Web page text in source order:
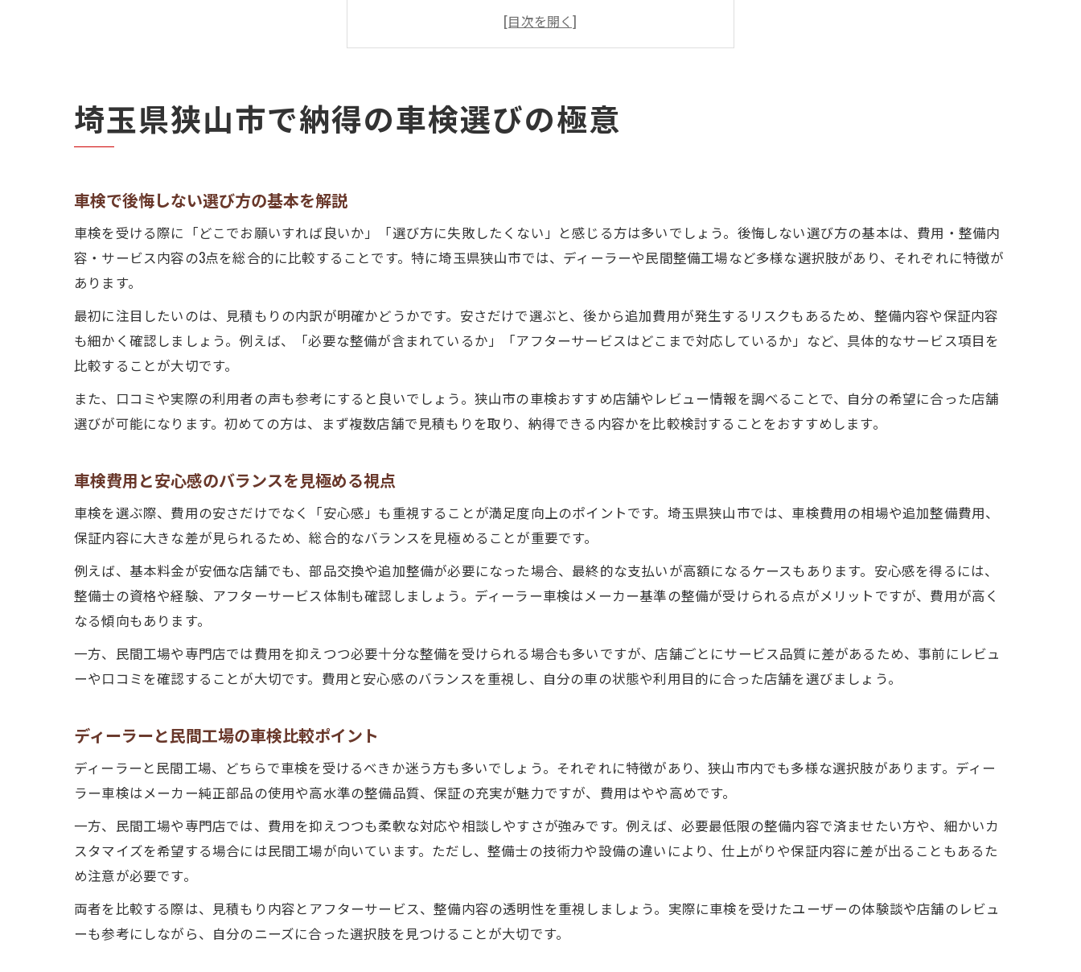
ディーラーと民間工場の車検比較ポイント
車検の事前見積もりで注意すべき点とは
ディーラー車検と民間比較で安心感を見極める
車検の安心感はディーラーか民間かを比較
車検を選ぶ際の信頼性と口コミの活用法
見積もり明瞭な車検を受けたい方へ
追加整備費用が明確な車検店舗の選び方
車検費用と見積もり明瞭さの関係を解説
代車や待ち時間のサービス内容を比較検討
車検終了後のアフターサービスを確認する
追加整備も安心して任せたいあなたへ
車検時の追加整備内容と費用の目安を知る
納得の車検が実現するポイントを徹底解説
車検で後悔しないための事前準備リスト
車検店舗選びで重要な比較ポイントまとめ
納得できる車検体験のための具体的チェック
車検費用と整備品質を両立させるコツとは
埼玉県狭山市で納得の車検選びの極意
車検で後悔しない選び方の基本を解説
車検を受ける際に「どこでお願いすれば良いか」「選び方に失敗したくない」と感じる方は多いでしょう。後悔しない選び方の基本は、費用・整備内
容・サービス内容の3点を総合的に比較することです。特に埼玉県狭山市では、ディーラーや民間整備工場など多様な選択肢があり、それぞれに特徴が
あります。
最初に注目したいのは、見積もりの内訳が明確かどうかです。安さだけで選ぶと、後から追加費用が発生するリスクもあるため、整備内容や保証内容
も細かく確認しましょう。例えば、「必要な整備が含まれているか」「アフターサービスはどこまで対応しているか」など、具体的なサービス項目を
比較することが大切です。
また、口コミや実際の利用者の声も参考にすると良いでしょう。狭山市の車検おすすめ店舗やレビュー情報を調べることで、自分の希望に合った店舗
選びが可能になります。初めての方は、まず複数店舗で見積もりを取り、納得できる内容かを比較検討することをおすすめします。
車検費用と安心感のバランスを見極める視点
車検を選ぶ際、費用の安さだけでなく「安心感」も重視することが満足度向上のポイントです。埼玉県狭山市では、車検費用の相場や追加整備費用、
保証内容に大きな差が見られるため、総合的なバランスを見極めることが重要です。
例えば、基本料金が安価な店舗でも、部品交換や追加整備が必要になった場合、最終的な支払いが高額になるケースもあります。安心感を得るには、
整備士の資格や経験、アフターサービス体制も確認しましょう。ディーラー車検はメーカー基準の整備が受けられる点がメリットですが、費用が高く
なる傾向もあります。
一方、民間工場や専門店では費用を抑えつつ必要十分な整備を受けられる場合も多いですが、店舗ごとにサービス品質に差があるため、事前にレビュ
ーや口コミを確認することが大切です。費用と安心感のバランスを重視し、自分の車の状態や利用目的に合った店舗を選びましょう。
ディーラーと民間工場の車検比較ポイント
ディーラーと民間工場、どちらで車検を受けるべきか迷う方も多いでしょう。それぞれに特徴があり、狭山市内でも多様な選択肢があります。ディー
ラー車検はメーカー純正部品の使用や高水準の整備品質、保証の充実が魅力ですが、費用はやや高めです。
一方、民間工場や専門店では、費用を抑えつつも柔軟な対応や相談しやすさが強みです。例えば、必要最低限の整備内容で済ませたい方や、細かいカ
スタマイズを希望する場合には民間工場が向いています。ただし、整備士の技術力や設備の違いにより、仕上がりや保証内容に差が出ることもあるた
め注意が必要です。
両者を比較する際は、見積もり内容とアフターサービス、整備内容の透明性を重視しましょう。実際に車検を受けたユーザーの体験談や店舗のレビュ
ーも参考にしながら、自分のニーズに合った選択肢を見つけることが大切です。
お問い合わせはこちら
お問い合わせはこちら